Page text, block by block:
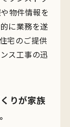
物件情報を
に業務を遂
宅のご提供
ス工事の迅
りが家族